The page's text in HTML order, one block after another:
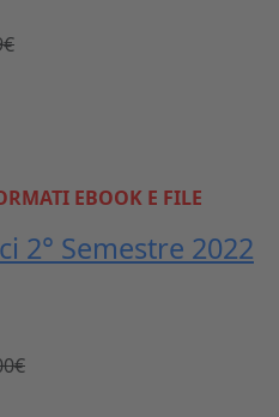
EBOOK E FILE
2° Semestre 2022